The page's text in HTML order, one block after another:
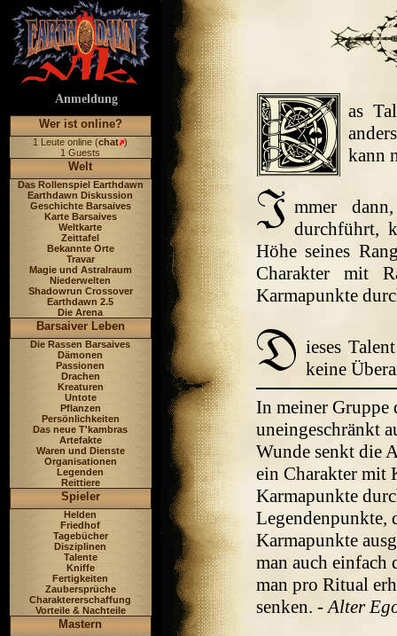
Anmeldung
Wer ist online?
1 Leute online (chat )
1 Guests
Welt
Das Rollenspiel Earthdawn
Earthdawn Diskussion
Geschichte Barsaives
Karte Barsaives
Weltkarte
Zeittafel
Bekannte Orte
Travar
Magie und Astralraum
Niederwelten
Shadowrun Crossover
Earthdawn 2.5
Die Arena
Barsaiver Leben
Die Rassen Barsaives
Dämonen
Passionen
Drachen
Kreaturen
Untote
Pflanzen
Persönlichkeiten
Das neue T'kambras
Artefakte
Waren und Dienste
Organisationen
Legenden
Reittiere
Spieler
Helden
Friedhof
Tagebücher
Disziplinen
Talente
Kniffe
Fertigkeiten
Zaubersprüche
Charaktererschaffung
Vorteile & Nachteile
Mastern
as
kann
mmer
durchführt,
Höhe seines
Charakter mit
Karmapunkte
ieses
keine
In meiner Gruppe
uneingeschränkt
Wunde senkt die
ein Charakter mit
Karmapunkte
Legendenpunkte,
Karmapunkte
man auch einfach
man pro Ritual
senken. -Alter